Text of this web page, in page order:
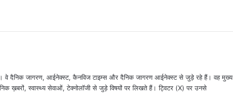
दैनिक जागरण, आईनेक्‍स्‍ट, कैनविज टाइम्‍स और दैनिक जागरण आईनेक्‍स्‍ट से जुड़े रहे हैं। वह मुख्य
ख़बरों, स्वास्थ्य सेवाओं, टेक्‍नोलॉजी से जुड़े विषयों पर लिखते हैं। ट्विटर (X) पर उनसे